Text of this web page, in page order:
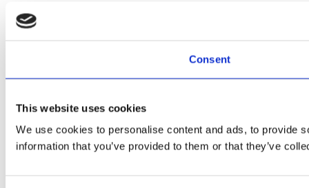
Consent
This website uses cookies
We use cookies to personalise content and ads, to provide
information that you’ve provided to them or that they’ve